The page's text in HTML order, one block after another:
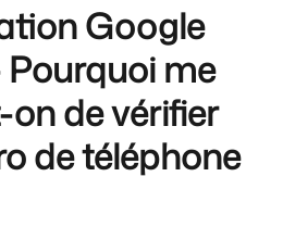
Google
me
de vérifier
de téléphone